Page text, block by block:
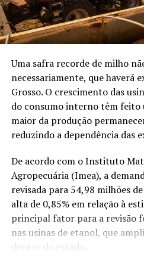
MT se aproxima de safra
produtividade na temporada
DON'T MISS
dependem de animais
georreferenciamentoe os
essencial para o
correto mapeamento das
vegetação nativa consolida a
família, garantindo liquidez
transferência de bens entre
Com informações de:
Publicado com auxílio de
da Redação Canal Rural.
O postNovo prazo do
atenção de quem compra,
saiba maisapareceu primeiro
tem coragem,
não”, contou.
Mato Grosso é o único estado do
Uma safra recorde de milho
necessariamente, que haverá
Grosso. O crescimento das
do consumo interno têm feito
maior da produção
reduzindo a dependência das
De acordo com o Instituto
Agropecuária (Imea), a
revisada para 54,98 milhões
alta de 0,85% em relação à
principal fator para a revisão
nas usinas de etanol, que
dentro do estado.